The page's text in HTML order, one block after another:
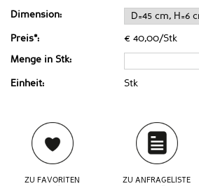
Dimension:
Preis*: € 40,00/Stk
Menge in Stk:
Einheit: Stk
ZU FAVORITEN
ZU ANFRAGELISTE